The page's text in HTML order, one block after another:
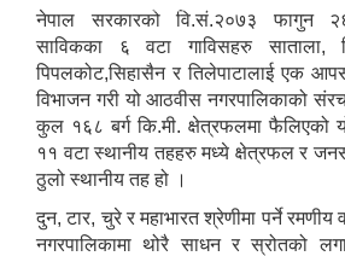
पदमा स्थायी शिक्षक सरुवा सम्बन्धी सूचना।
नेपाल सरकारको वि.सं.२०७३ फागुन २६
साविकका ६ वटा गाविसहरु साताला,
पिपलकोट,सिहासैन र तिलेपाटालाई एक
विभाजन गरी यो आठवीस नगरपालिकाको
कुल १६८ बर्ग कि.मी. क्षेत्रफलमा फैलिएको
११ वटा स्थानीय तहहरु मध्ये क्षेत्रफल र
ठुलो स्थानीय तह हो ।
दुन, टार, चुरे र महाभारत श्रेणीमा पर्ने रमणीय
नगरपालिकामा थोरै साधन र स्रोतको